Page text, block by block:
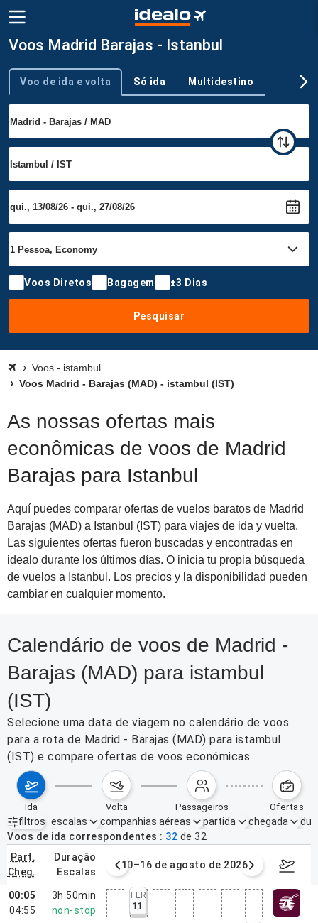
Voos Madrid Barajas - Istanbul
Tipo de viagem
Voo de ida e volta Só ida Multidestino
Voos Diretos Bagagem ±3 Dias
Pesquisar
Voos - istambul
Voos Madrid - Barajas (MAD) - istambul (IST)
As nossas ofertas mais
econômicas de voos de Madrid
Barajas para Istanbul
Aquí puedes comparar ofertas de vuelos baratos de Madrid
Barajas (MAD) a Istanbul (IST) para viajes de ida y vuelta.
Las siguientes ofertas fueron buscadas y encontradas en
idealo durante los últimos días. O inicia tu propia búsqueda
de vuelos a Istanbul. Los precios y la disponibilidad pueden
cambiar en cualquier momento.
Calendário de voos de Madrid -
Barajas (MAD) para istambul
(IST)
Selecione uma data de viagem no calendário de voos
para a rota de Madrid - Barajas (MAD) para istambul
(IST) e compare ofertas de voos económicas.
ida volta passageiros ofertas
filtros
Filtros ativos nenhum
escalas companhias aéreas partida chegada
Voos de ida correspondentes
32 de 32
part.
cheg.
duração
escalas
agosto de 2026 10–16 de agosto de 2026 17–23
00:05
04:55
3h 50min
non-stop
TER
11